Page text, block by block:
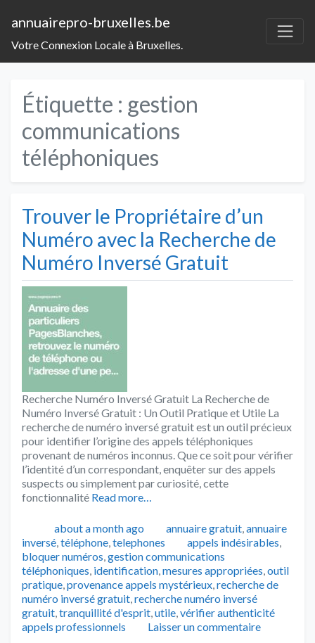
annuairepro-bruxelles.be
Votre Connexion Locale à Bruxelles.
Étiquette : gestion
communications
téléphoniques
Trouver le Propriétaire d’un
Numéro avec la Recherche de
Numéro Inversé Gratuit
Recherche Numéro Inversé Gratuit La Recherche de
Numéro Inversé Gratuit : Un Outil Pratique et Utile La
recherche de numéro inversé gratuit est un outil précieux
pour identifier l’origine des appels téléphoniques
provenant de numéros inconnus. Que ce soit pour vérifier
l’identité d’un correspondant, enquêter sur des appels
suspects ou simplement par curiosité, cette
fonctionnalité Read more…
Publié
about a month ago Catégories
annuaire gratuit,annuaire
inversé,téléphone,telephones Tags
appels indésirables,
bloquer numéros,gestion communications
téléphoniques, identification,mesures appropriées,outil
pratique,provenance appels mystérieux,recherche de
numéro inversé gratuit,recherche numéro inversé
gratuit,tranquillité d'esprit,utile,vérifier authenticité
appels professionnels
Laisser un commentaire